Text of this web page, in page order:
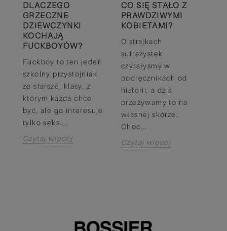
DLACZEGO
GRZECZNE
DZIEWCZYNKI
KOCHAJĄ
FUCKBOYÓW?
Fuckboy to ten jeden
szkolny przystojniak
ze starszej klasy, z
którym każda chce
być, ale go interesuje
tylko seks....
Czytaj więcej
CO SIĘ STAŁO Z
PRAWDZIWYMI
KOBIETAMI?
O strajkach
sufrażystek
czytałyśmy w
podręcznikach od
historii, a dziś
przeżywamy to na
własnej skórze.
Choć...
Czytaj więcej